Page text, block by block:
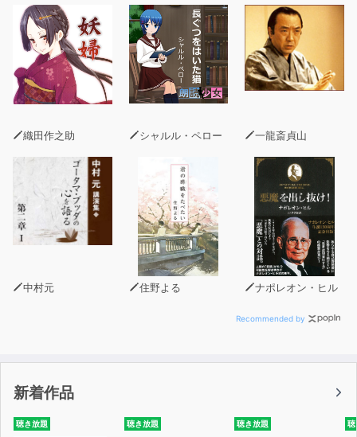
織田作之助 シャルル・ペロー 一龍斎貞山
中村元 住野よる ナポレオン・ヒル
Recommended by
新着作品
聴き放題 聴き放題 聴き放題 聴